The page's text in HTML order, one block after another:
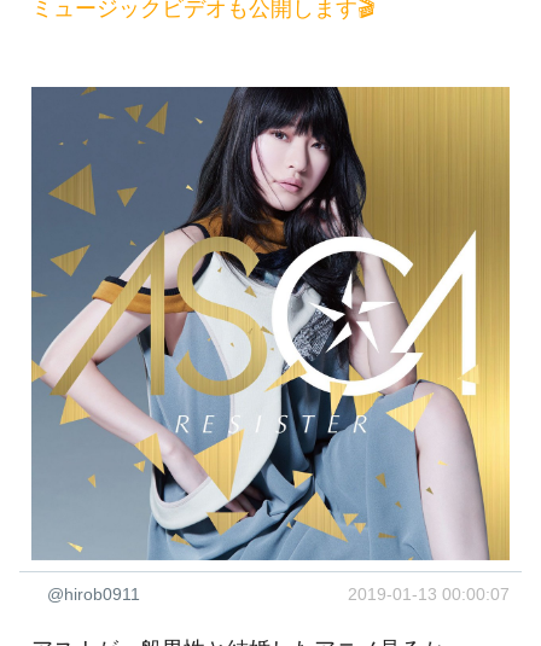
ミュージックビデオも公開します🎬
@hirob0911 2019-01-13 00:00:07